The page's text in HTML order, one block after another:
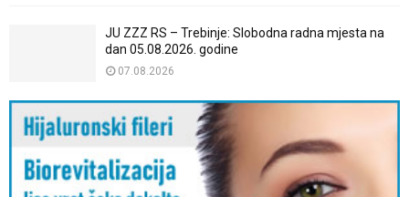
JU ZZZ RS – Trebinje: Slobodna radna mjesta na
dan 05.08.2026. godine
07.08.2026